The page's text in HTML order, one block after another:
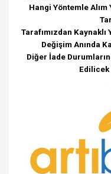
Hangi Yöntemle Alım
Tarafımızdan
Değişim Anında
Diğer İade
Edilicek